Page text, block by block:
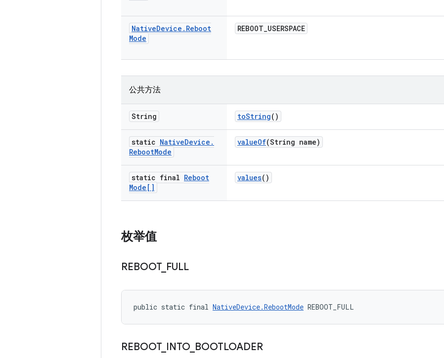
NativeDevice . Reboot
Mode
REBOOT_USERSPACE
公共方法
String toString()
static NativeDevice .
RebootMode
valueOf(String name)
static final Reboot
Mode[]
values()
枚举值
REBOOT_ FULL
public static final NativeDevice.RebootMode REBOOT_FULL
REBOOT_ INTO BOOTLOADER